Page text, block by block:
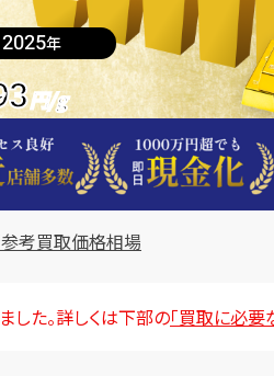
2025年
円/g
考買取価格相場
た。詳しくは下部の「買取に必要